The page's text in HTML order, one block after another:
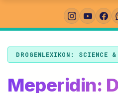
DROGENLEXIKON: SCIENCE
Meperidin: